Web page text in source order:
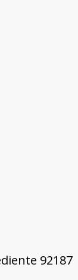
92187